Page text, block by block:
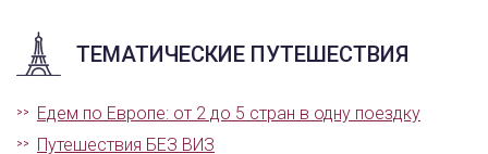
ТЕМАТИЧЕСКИЕ ПУТЕШЕСТВИЯ
Едем по Европе: от 2 до 5 стран в одну поездку
Путешествия БЕЗ ВИЗ